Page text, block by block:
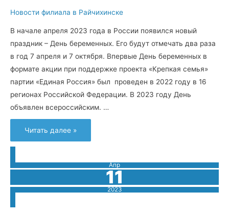
Новости филиала в Райчихинске
В начале апреля 2023 года в России появился новый
праздник – День беременных. Его будут отмечать два раза
в год 7 апреля и 7 октября. Впервые День беременных в
формате акции при поддержке проекта «Крепкая семья»
партии «Единая Россия» был проведен в 2022 году в 16
регионах Российской Федерации. В 2023 году День
объявлен всероссийским. …
Биение
двух
сердец
Читать далее »
Апр
11
2023